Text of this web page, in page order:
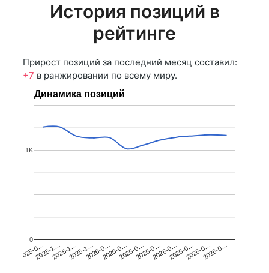
История позиций в
рейтинге
Прирост позиций за последний месяц составил:
+7 в ранжировании по всему миру.
Динамика позиций
2025-0…2025-1…2025-1…2025-1…2026-0…2026-0…2026-0…2026-0…2026-0…2026-0…2026-0…2026-0…
0
1K
…